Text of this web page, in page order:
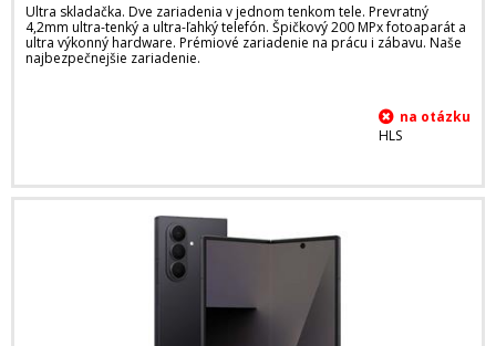
Ultra skladačka. Dve zariadenia v jednom tenkom tele. Prevratný
4,2mm ultra-tenký a ultra-ľahký telefón. Špičkový 200 MPx fotoaparát a
ultra výkonný hardware. Prémiové zariadenie na prácu i zábavu. Naše
najbezpečnejšie zariadenie.
HLS